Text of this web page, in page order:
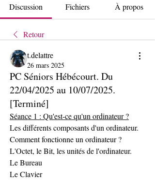
Discussion Fichiers À propos
Retour
t.delattre
26 mars 2025
PC Séniors Hébécourt. Du
22/04/2025 au 10/07/2025.
[Terminé]
Séance 1 : Qu'est-ce qu'un ordinateur ?
Les différents composants d'un ordinateur.
Comment fonctionne un ordinateur ?
L'Octet, le Bit, les unités de l'ordinateur.
Le Bureau
Le Clavier